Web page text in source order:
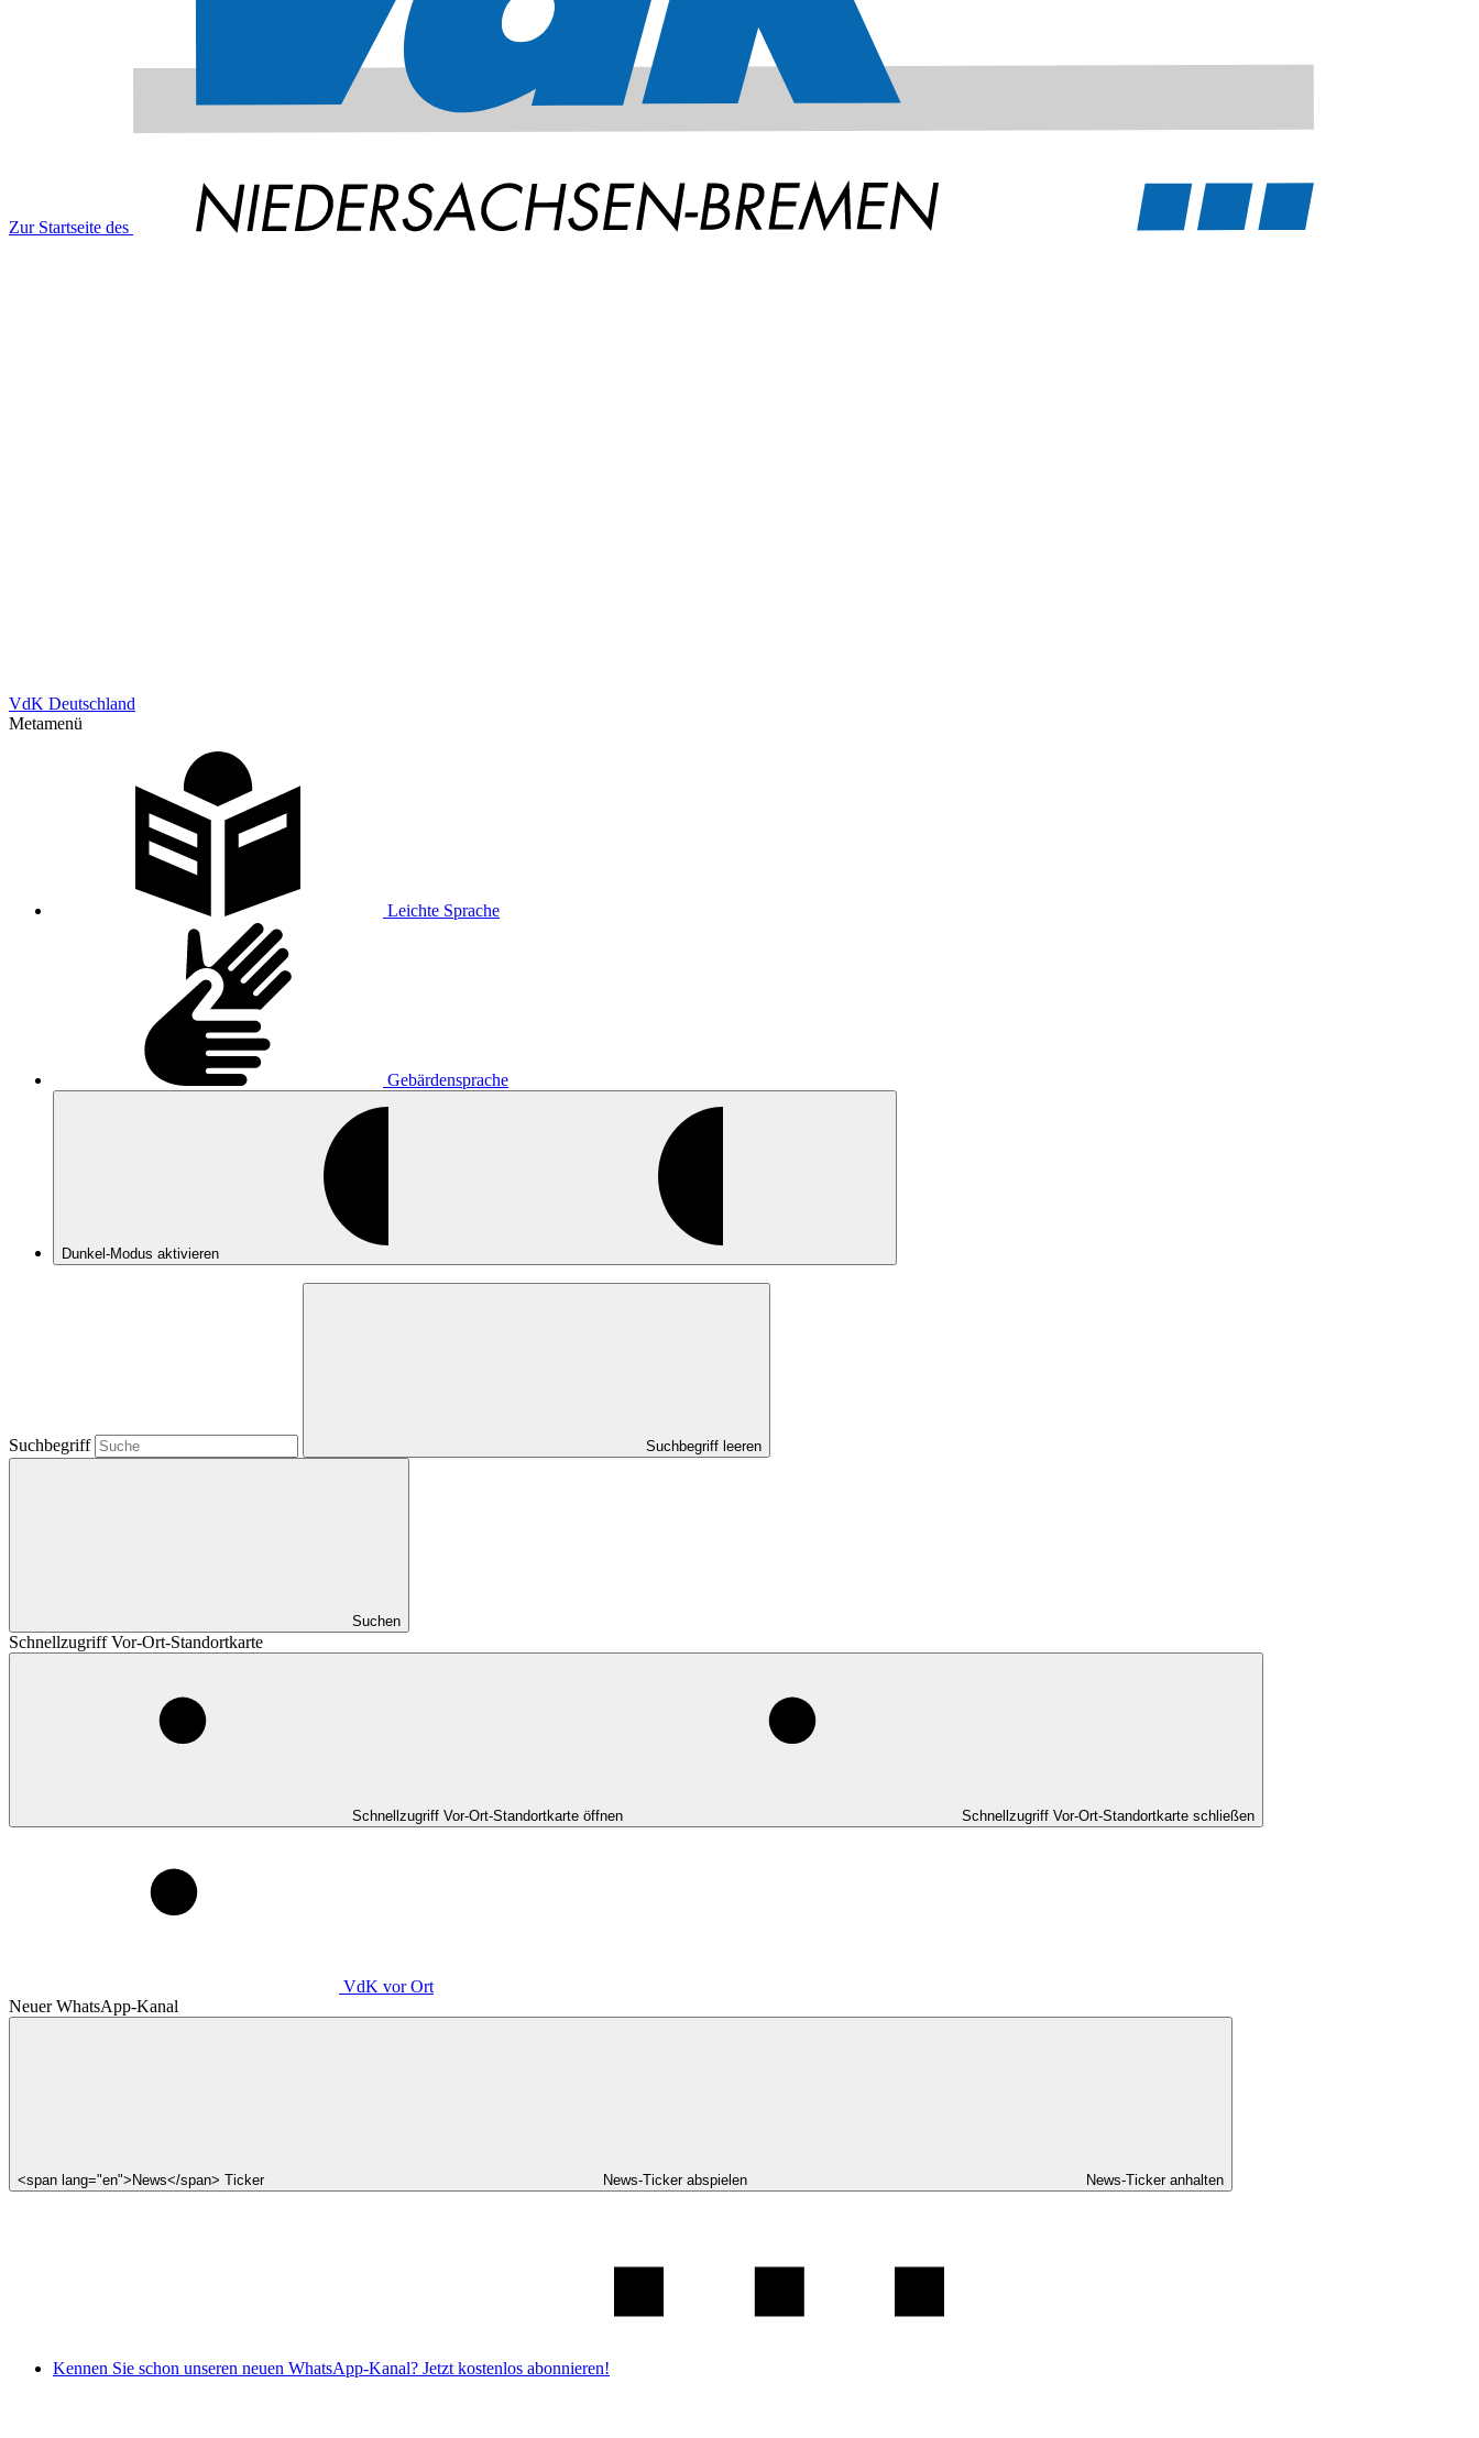
Zur Startseite des
VdK Deutschland
Metamenü
Leichte Sprache
Gebärdensprache
Dunkel-Modus aktivieren
Suchbegriff Suchbegriff leeren
Suchen
Schnellzugriff Vor-Ort-Standortkarte
Schnellzugriff Vor-Ort-Standortkarte öffnen Schnellzugriff Vor-Ort-Standortkarte schließen
VdK vor Ort
Neuer WhatsApp-Kanal
<span lang="en">News</span> Ticker News-Ticker abspielen News-Ticker anhalten
Kennen Sie schon unseren neuen WhatsApp-Kanal? Jetzt kostenlos abonnieren!